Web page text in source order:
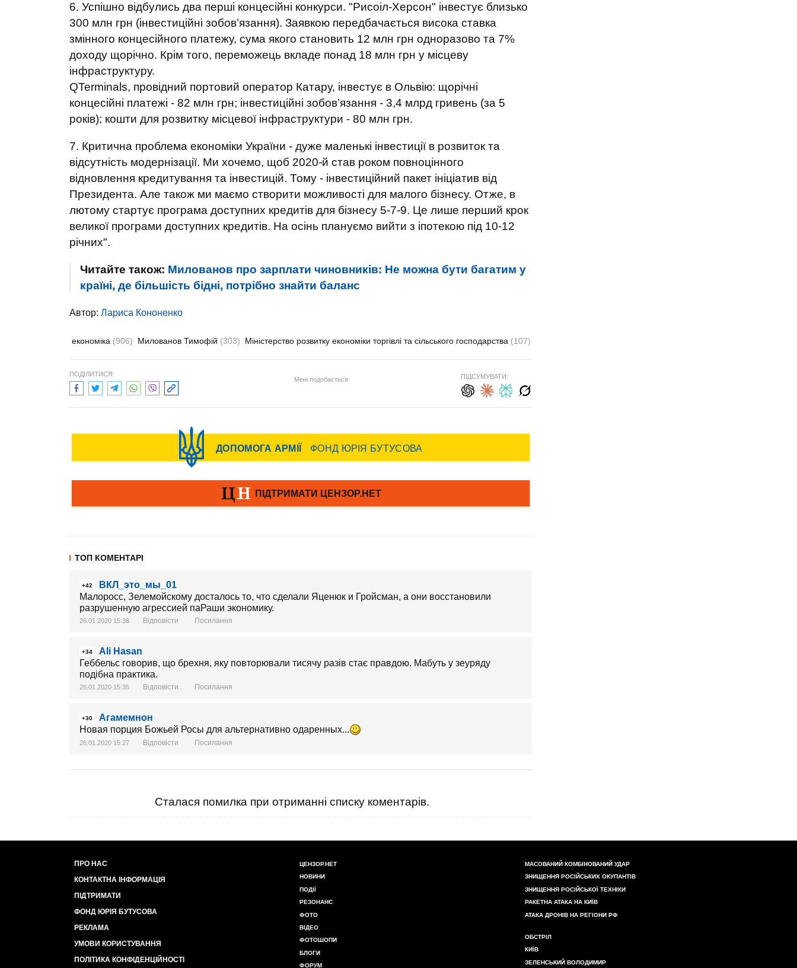
6. Успішно відбулись два перші концесійні конкурси. "Рисоіл-Херсон" інвестує близько
300 млн грн (інвестиційні зобов’язання). Заявкою передбачається висока ставка
змінного концесійного платежу, сума якого становить 12 млн грн одноразово та 7%
доходу щорічно. Крім того, переможець вкладе понад 18 млн грн у місцеву
інфраструктуру.
QTerminals, провідний портовий оператор Катару, інвестує в Ольвію: щорічні
концесійні платежі - 82 млн грн; інвестиційні зобов’язання - 3,4 млрд гривень (за 5
років); кошти для розвитку місцевої інфраструктури - 80 млн грн.
7. Критична проблема економіки України - дуже маленькі інвестиції в розвиток та
відсутність модернізації. Ми хочемо, щоб 2020-й став роком повноцінного
відновлення кредитування та інвестицій. Тому - інвестиційний пакет ініціатив від
Президента. Але також ми маємо створити можливості для малого бізнесу. Отже, в
лютому стартує програма доступних кредитів для бізнесу 5-7-9. Це лише перший крок
великої програми доступних кредитів. На осінь плануємо вийти з іпотекою під 10-12
річних".
Читайте також: Милованов про зарплати чиновників: Не можна бути багатим у
країні, де більшість бідні, потрібно знайти баланс
Автор: Лариса Кононенко
економіка (906) Милованов Тимофій (303) Міністерство розвитку економіки торгівлі та сільського господарства (107)
ПОДІЛИТИСЯ:
Мені подобається ПІДСУМУВАТИ:
ТОП КОМЕНТАРІ
+42
ВКЛ_это_мы_01
Малоросс, Зелемойскому досталось то, что сделали Яценюк и Гройсман, а они восстановили
разрушенную агрессией паРаши экономику.
26.01.2020 15:38 Відповісти Посилання
+34
Ali Hasan
Геббельс говорив, що брехня, яку повторювали тисячу разів стає правдою. Мабуть у зеуряду
подібна практика.
26.01.2020 15:35 Відповісти Посилання
+30
Агамемнон
Новая порция Божьей Росы для альтернативно одаренных...
26.01.2020 15:27 Відповісти Посилання
Сталася помилка при отриманні списку коментарів.
ПРО НАС
КОНТАКТНА ІНФОРМАЦІЯ
ПІДТРИМАТИ
ФОНД ЮРІЯ БУТУСОВА
РЕКЛАМА
УМОВИ КОРИСТУВАННЯ
ПОЛІТИКА КОНФІДЕНЦІЙНОСТІ
ЦЕНЗОР.НЕТ
НОВИНИ
ПОДІЇ
РЕЗОНАНС
ФОТО
ВІДЕО
ФОТОШОПИ
БЛОГИ
ФОРУМ
МАСОВАНИЙ КОМБІНОВАНИЙ УДАР
ЗНИЩЕННЯ РОСІЙСЬКИХ ОКУПАНТІВ
ЗНИЩЕННЯ РОСІЙСЬКОЇ ТЕХНІКИ
РАКЕТНА АТАКА НА КИЇВ
АТАКА ДРОНІВ НА РЕГІОНИ РФ
ОБСТРІЛ
КИЇВ
ЗЕЛЕНСЬКИЙ ВОЛОДИМИР